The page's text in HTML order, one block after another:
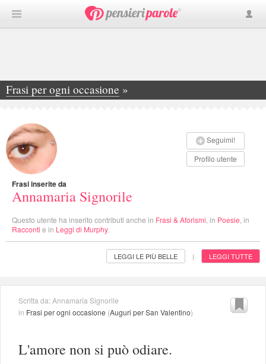
Frasi per ogni occasione »
Annamaria Signorile
Seguimi!
Profilo utente
Frasi inserite da
Annamaria Signorile
Questo utente ha inserito contributi anche in Frasi & Aforismi , in Poesie , in
Racconti e in Leggi di Murphy.
LEGGI LE PIÙ BELLE | LEGGI TUTTE
Scritta da: Annamaria Signorile
in Frasi per ogni occasione (Auguri per San Valentino)
L'amore non si può odiare.